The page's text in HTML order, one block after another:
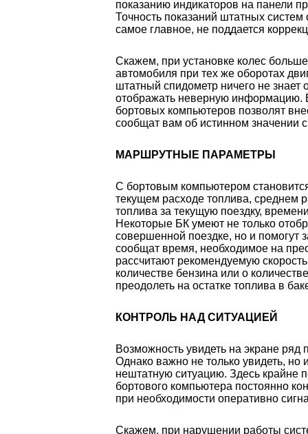
показанию индикаторов на панели
Точность показаний штатных систем
самое главное, не поддается
Скажем, при установке колес
автомобиля при тех же оборотах
штатный спидометр ничего не знает
отображать неверную информацию.
бортовых компьютеров позволят
сообщат вам об истинном значении
МАРШРУТНЫЕ ПАРАМЕТРЫ
С бортовым компьютером
текущем расходе топлива, среднем
топлива за текущую поездку,
Некоторые БК умеют не только
совершенной поездке, но и помогут
сообщат время, необходимое на
рассчитают рекомендуемую
количестве бензина или о
преодолеть на остатке топлива в
КОНТРОЛЬ НАД СИТУАЦИЕЙ
Возможность увидеть на экране
Однако важно не только увидеть, но
нештатную ситуацию. Здесь крайне
бортового компьютера постоянно
при необходимости оперативно
Скажем, при нарушении работы